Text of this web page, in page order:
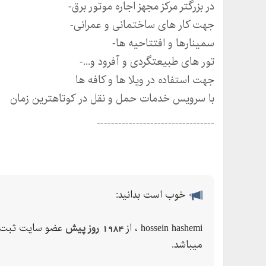
در بزرگتر مرکز مجهز اجاره موتور برق-
جهت کار های ساختمانی و عمرانی-
سمینارها و افتتاحیه ها-
تور های طبیعتگردی و آفرود و...-
جهت استفاده در ویلا ها و کافه ها
با سرویس خدمات حمل و نقل در کوتاهترین زمان
---------------------------------
اجاره انواه هیلتی و کیلو تخریب سنگ وبتن-
......
جهت هماهنگی و مشاوره لطفا تماس بگیرید.
خوب است بدانید:
hossein hashemi ، از 1984 روز پیش
عضو سایت
میباشد.